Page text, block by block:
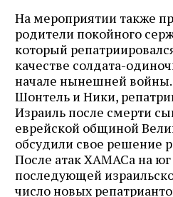
На мероприятии также
родители покойного
который
качестве солдата-
начале нынешней войны.
Шонтель и Ники,
Израиль после смерти
еврейской общиной
обсудили свое решение
После атак ХАМАСа на
последующей
число новых